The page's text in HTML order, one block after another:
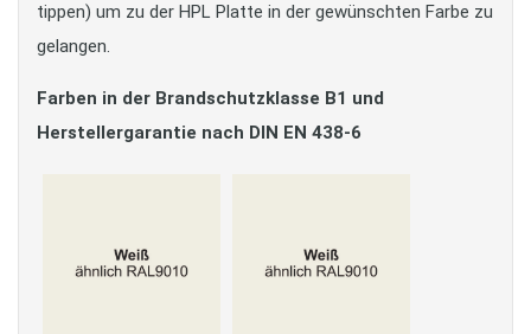
tippen) um zu der HPL Platte in der gewünschten Farbe zu
gelangen.
Farben in der Brandschutzklasse B1 und
Herstellergarantie nach DIN EN 438-6